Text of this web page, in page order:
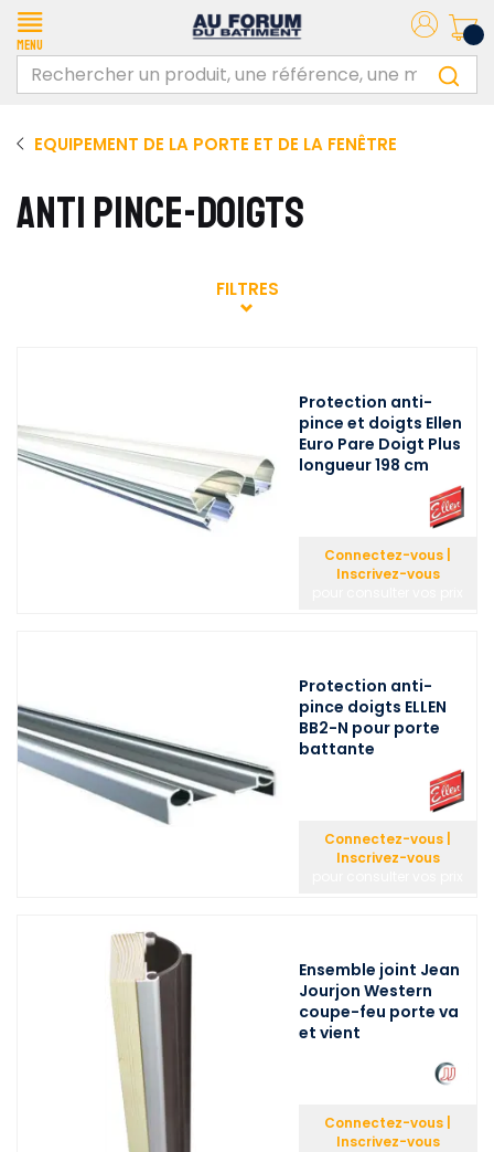
Menu
EQUIPEMENT DE LA PORTE ET DE LA FENÊTRE
ANTI PINCE-DOIGTS
FILTRES
Protection anti-
pince et doigts Ellen
Euro Pare Doigt Plus
longueur 198 cm
Connectez-vous |
Inscrivez-vous
Protection anti-
pince doigts ELLEN
BB2-N pour porte
battante
Connectez-vous |
Inscrivez-vous
Ensemble joint Jean
Jourjon Western
coupe-feu porte va
et vient
Connectez-vous |
Inscrivez-vous